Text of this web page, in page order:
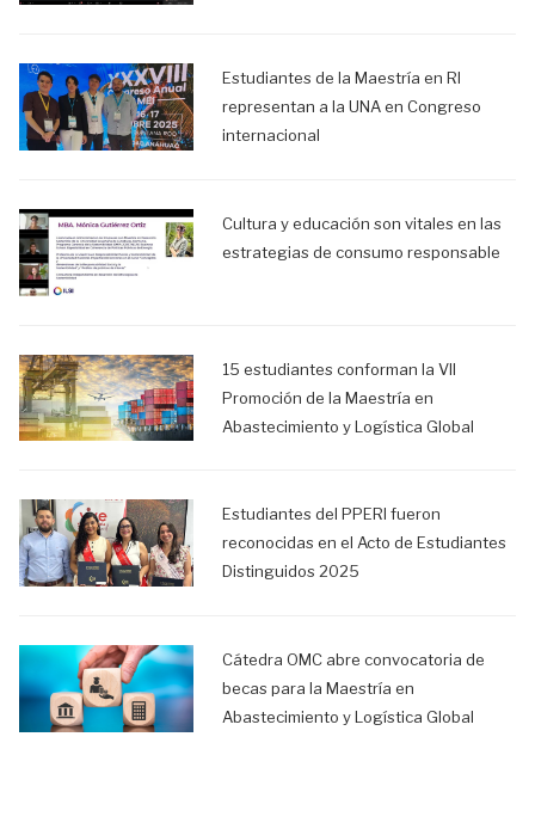
Estudiantes de la Maestría en RI
representan a la UNA en Congreso
internacional
Cultura y educación son vitales en las
estrategias de consumo responsable
15 estudiantes conforman la VII
Promoción de la Maestría en
Abastecimiento y Logística Global
Estudiantes del PPERI fueron
reconocidas en el Acto de Estudiantes
Distinguidos 2025
Cátedra OMC abre convocatoria de
becas para la Maestría en
Abastecimiento y Logística Global